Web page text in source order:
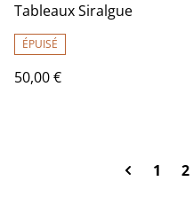
Tableaux Siralgue
ÉPUISÉ
50,00 €
1 2